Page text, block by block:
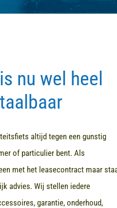
nu wel heel
altijd tegen een gunstig
of particulier bent. Als
met het leasecontract maar
advies. Wij stellen iedere
garantie, onderhoud,